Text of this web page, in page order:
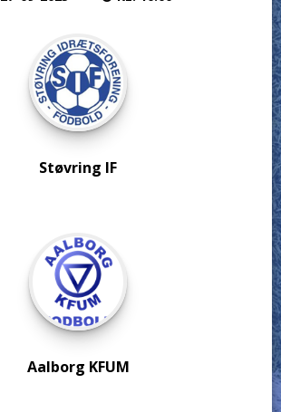
Støvring IF
Aalborg KFUM